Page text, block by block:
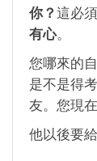
你？ 這必須
有心。
您哪來的
是不是得
友。您現在
他以後要